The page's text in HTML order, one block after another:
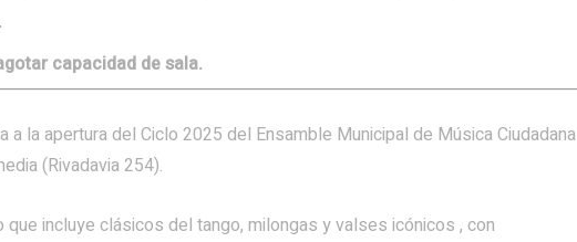
capacidad de sala.
a la apertura del Ciclo 2025 del Ensamble Municipal de Música Ciudadana
(Rivadavia 254).
incluye clásicos del tango, milongas y valses icónicos , con